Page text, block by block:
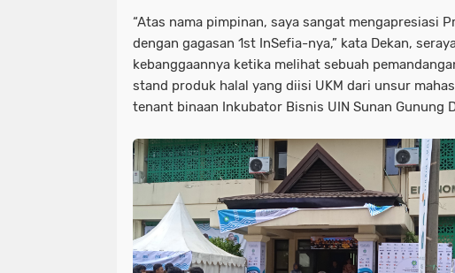
“Atas nama pimpinan, saya sangat mengapresiasi
dengan gagasan 1st InSefia-nya,” kata Dekan,
kebanggaannya ketika melihat sebuah
stand produk halal yang diisi UKM dari unsur
tenant binaan Inkubator Bisnis UIN Sunan Gunung